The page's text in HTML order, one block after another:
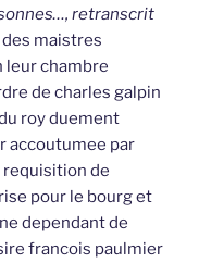
retranscrit
des maistres
chambre
de charles galpin
roy duement
accoutumee par
requisition de
pour le bourg et
dependant de
francois paulmier